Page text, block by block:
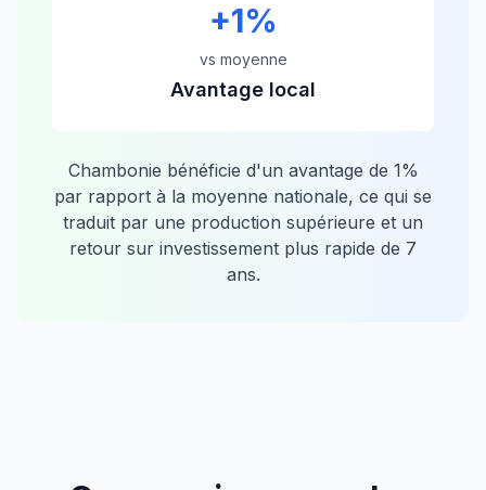
+1%
vs moyenne
Avantage local
Chambonie bénéficie d'un avantage de 1%
par rapport à la moyenne nationale, ce qui se
traduit par une production supérieure et un
retour sur investissement plus rapide de 7
ans.